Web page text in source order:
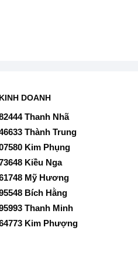
DOANH
Thanh Nhã
Thành Trung
Kim Phụng
Kiều Nga
Mỹ Hương
Bích Hằng
Thanh Minh
Kim Phượng